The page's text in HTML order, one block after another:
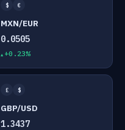
$ €
MXN/EUR
0.0505
+0.23%
£ $
GBP/USD
1.3437